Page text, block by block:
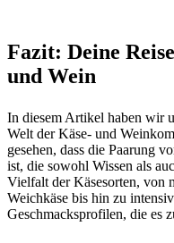
Fazit: Deine
und Wein
In diesem Artikel haben wir
Welt der Käse- und
gesehen, dass die Paarung
ist, die sowohl Wissen als
Vielfalt der Käsesorten, von
Weichkäse bis hin zu
Geschmacksprofilen, die es